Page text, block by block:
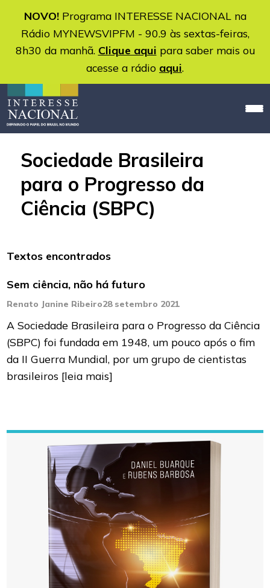
NOVO!Programa INTERESSE NACIONAL na
Rádio MYNEWSVIPFM - 90.9 às sextas-feiras,
8h30 da manhã. Clique aqui para saber mais ou
acesse a rádio aqui.
Sociedade Brasileira
para o Progresso da
Ciência (SBPC)
Textos encontrados
Sem ciência, não há futuro
Renato Janine Ribeiro28 setembro 2021
A Sociedade Brasileira para o Progresso da Ciência
(SBPC) foi fundada em 1948, um pouco após o fim
da II Guerra Mundial, por um grupo de cientistas
brasileiros [leia mais]